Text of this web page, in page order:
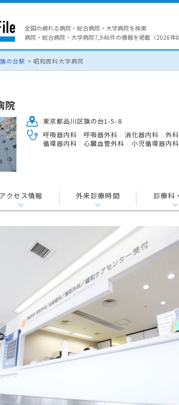
全国の頼れる病院・総合病院・大学病院を検索
病院・総合病院・大学病院7,946件の情報を掲載（2026年8
旗の台駅 昭和医科大学病院
院
東京都品川区旗の台1-5-8
呼吸器内科
呼吸器外科 消化器内科
外
循環器内科
心臓血管外科 小児循環器内科
アクセス情報 外来診療時間 診療科